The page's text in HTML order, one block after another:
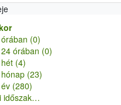
(0)
órában (0)
(4)
(23)
(280)
időszak…